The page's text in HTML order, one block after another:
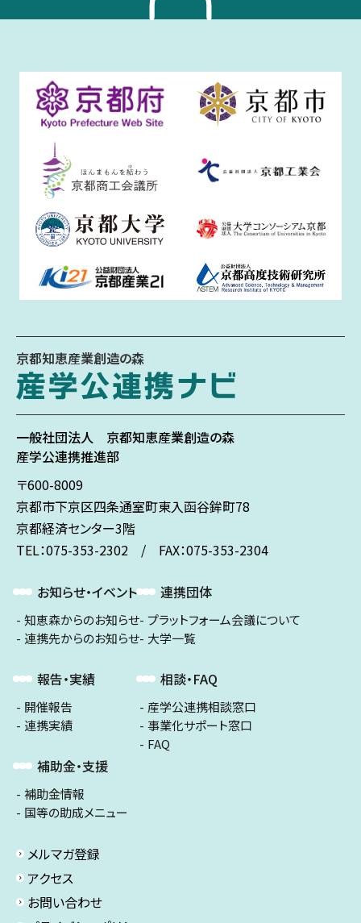
京都知恵産業創造の森
一般社団法人 京都知恵産業創造の森
産学公連携推進部
〒600-8009
京都市下京区四条通室町東入函谷鉾町78
京都経済センター3階
TEL：075-353-2302 / FAX：075-353-2304
お知らせ・イベント
知恵森からのお知らせ
連携先からのお知らせ
報告・実績
開催報告
連携実績
補助金・支援
補助金情報
国等の助成メニュー
連携団体
プラットフォーム会議について
大学一覧
相談・FAQ
産学公連携相談窓口
事業化サポート窓口
FAQ
メルマガ登録
アクセス
お問い合わせ